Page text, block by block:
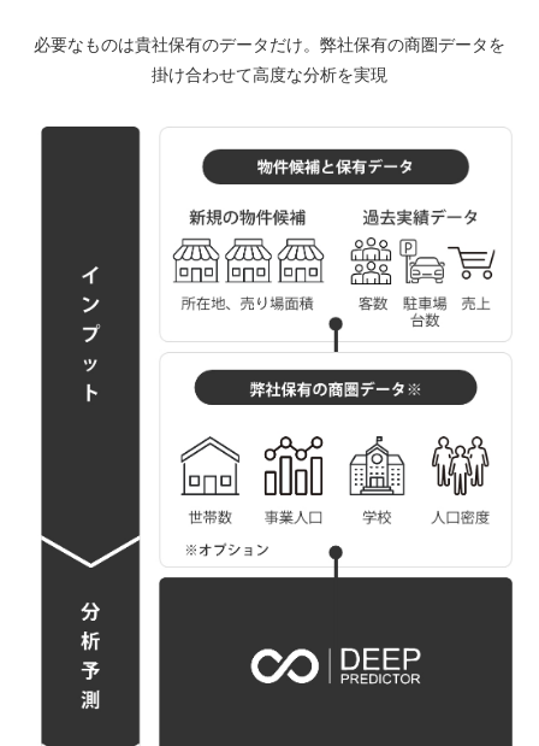
必要なものは貴社保有のデータだけ。弊社保有の商圏データを
掛け合わせて高度な分析を実現